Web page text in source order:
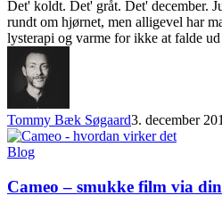
Det' koldt. Det' gråt. Det' december.
rundt om hjørnet, men alligevel har
lysterapi og varme for ikke at falde
Tommy Bæk Søgaard3. december
Blog
Cameo – smukke film via